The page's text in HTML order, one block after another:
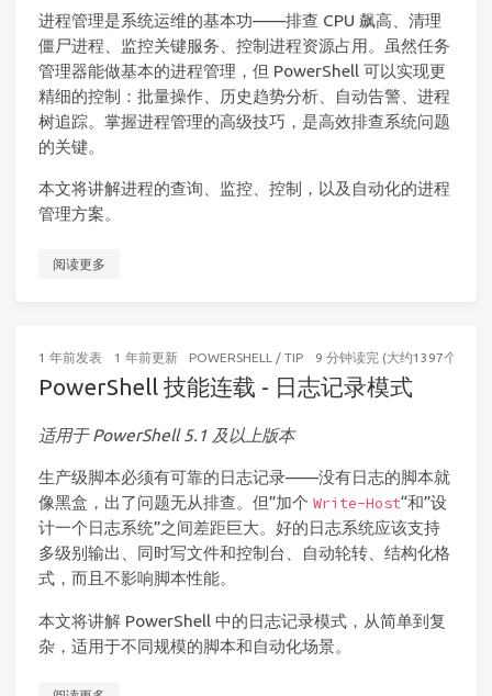
进程管理是系统运维的基本功——排查 CPU 飙高、清理
僵尸进程、监控关键服务、控制进程资源占用。虽然任务
管理器能做基本的进程管理，但 PowerShell 可以实现更
精细的控制：批量操作、历史趋势分析、自动告警、进程
树追踪。掌握进程管理的高级技巧，是高效排查系统问题
的关键。
本文将讲解进程的查询、监控、控制，以及自动化的进程
管理方案。
阅读更多
1 年前发表 1 年前更新 POWERSHELL / TIP 9 分钟读完 (大约1397个字)
PowerShell 技能连载 - 日志记录模式
适用于 PowerShell 5.1 及以上版本
生产级脚本必须有可靠的日志记录——没有日志的脚本就
像黑盒，出了问题无从排查。但”加个 Write-Host“和”设
计一个日志系统”之间差距巨大。好的日志系统应该支持
多级别输出、同时写文件和控制台、自动轮转、结构化格
式，而且不影响脚本性能。
本文将讲解 PowerShell 中的日志记录模式，从简单到复
杂，适用于不同规模的脚本和自动化场景。